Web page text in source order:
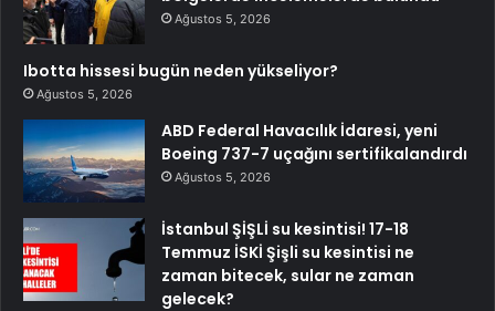
Ağustos 5, 2026
Ibotta hissesi bugün neden yükseliyor?
Ağustos 5, 2026
ABD Federal Havacılık İdaresi, yeni
Boeing 737-7 uçağını sertifikalandırdı
Ağustos 5, 2026
İstanbul ŞİŞLİ su kesintisi! 17-18
Temmuz İSKİ Şişli su kesintisi ne
zaman bitecek, sular ne zaman
gelecek?